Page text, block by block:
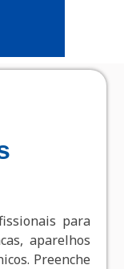
para
aparelhos
Preenche